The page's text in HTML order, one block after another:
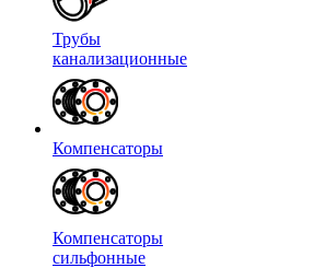
Трубы
канализационные
Компенсаторы
Компенсаторы
сильфонные